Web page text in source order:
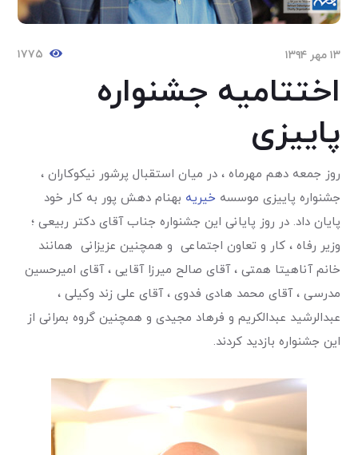
۱۳ مهر ۱۳۹۴ ۱۷۷۵
اختتامیه جشنواره
پاییزی
روز جمعه دهم مهرماه ، در میان استقبال پرشور نیکوکاران ،
جشنواره پاییزی موسسه خیریه بهنام دهش پور به کار خود
پایان داد. در روز پایانی این جشنواره جناب آقای دکتر ربیعی ؛
وزیر رفاه ، کار و تعاون اجتماعی و همچنین عزیزانی همانند
خانم آناهیتا همتی ، آقای صالح میرزا آقایی ، آقای امیرحسین
مدرسی ، آقای محمد هادی فدوی ، آقای علی زند وکیلی ،
عبدالرشید عبدالکریم و فرهاد مجیدی و همچنین گروه بمرانی از
این جشنواره بازدید کردند.